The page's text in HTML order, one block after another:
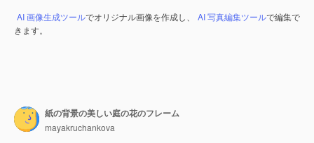
AI 画像生成ツールでオリジナル画像を作成し、 AI 写真編集ツールで編集で
きます。
紙の背景の美しい庭の花のフレーム
mayakruchankova